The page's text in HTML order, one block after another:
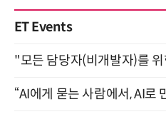
ET Events